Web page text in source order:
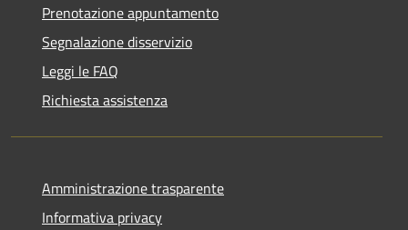
Prenotazione appuntamento
Segnalazione disservizio
Leggi le FAQ
Richiesta assistenza
Amministrazione trasparente
Informativa privacy